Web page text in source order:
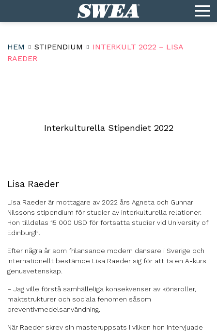
HEM STIPENDIUM
INTERKULT 2022 – LISA
RAEDER
Interkulturella Stipendiet 2022
Lisa Raeder
Lisa Raeder är mottagare av 2022 års Agneta och Gunnar
Nilssons stipendium för studier av interkulturella relationer.
Hon tilldelas 15 000 USD för fortsatta studier vid University of
Edinburgh.
Efter några år som frilansande modern dansare i Sverige och
internationellt bestämde Lisa Raeder sig för att ta en A-kurs i
genusvetenskap.
– Jag ville förstå samhälleliga konsekvenser av könsroller,
maktstrukturer och sociala fenomen såsom
preventivmedelsanvändning.
När Raeder skrev sin masteruppsats i vilken hon intervjuade